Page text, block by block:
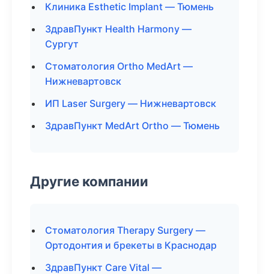
Клиника Esthetic Implant — Тюмень
ЗдравПункт Health Harmony —
Сургут
Стоматология Ortho MedArt —
Нижневартовск
ИП Laser Surgery — Нижневартовск
ЗдравПункт MedArt Ortho — Тюмень
Другие компании
Стоматология Therapy Surgery —
Ортодонтия и брекеты в Краснодар
ЗдравПункт Care Vital —